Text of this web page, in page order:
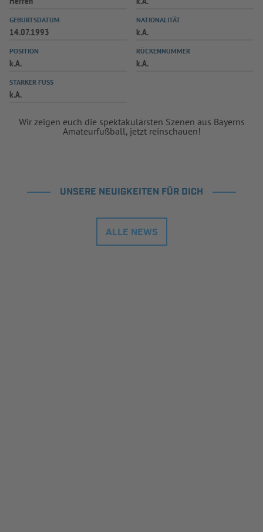
GEBURTSDATUM
14.07.1993
NATIONALITÄT
k.A.
POSITION
k.A.
RÜCKENNUMMER
k.A.
STARKER FUSS
k.A.
Wir zeigen euch die spektakulärsten Szenen aus Bayerns
Amateurfußball, jetzt reinschauen!
UNSERE NEUIGKEITEN FÜR DICH
ALLE NEWS